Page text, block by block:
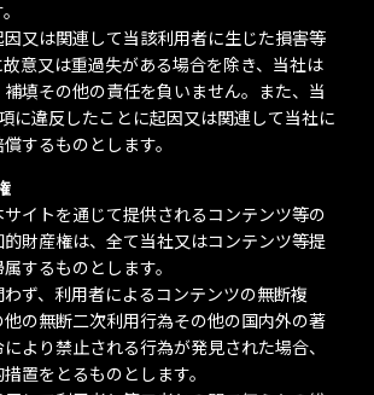
又は関連して当該利用者に生じた損害等
意又は重過失がある場合を除き、当社は
填その他の責任を負いません。また、当
に違反したことに起因又は関連して当社に
するものとします。
イトを通じて提供されるコンテンツ等の
財産権は、全て当社又はコンテンツ等提
するものとします。
わず、利用者によるコンテンツの無断複
の無断二次利用行為その他の国内外の著
より禁止される行為が発見された場合、
置をとるものとします。